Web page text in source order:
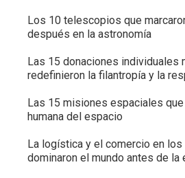
Los 10 telescopios que
después en la astronomía
Las 15 donaciones individuales
redefinieron la filantropía y la
Las 15 misiones espaciales
humana del espacio
La logística y el comercio en
dominaron el mundo antes de la